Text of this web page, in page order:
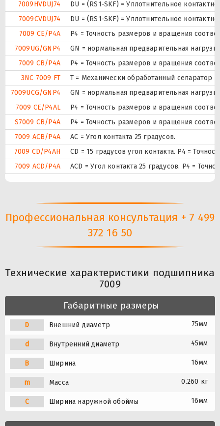
7009HVDUJ74
DU = (RS1-SKF) = Уплотнительное
7009CVDUJ74
DU = (RS1-SKF) = Уплотнительное
7009 CE/P4A
P4 = Точность размеров и вращения
7009UG/GNP4
GN = нормальная предварительная
7009 CB/P4A
P4 = Точность размеров и вращения
3NC 7009 FT
T = Механически обработанный сепаратор
7009UCG/GNP4
GN = нормальная предварительная
7009 CE/P4AL
P4 = Точность размеров и вращения
S7009 CB/P4A
P4 = Точность размеров и вращения
7009 ACB/P4A
AC = Угол контакта 25 градусов.
7009 CD/P4AH
CD = 15 градусов угол контакта. P4 =
7009 ACD/P4A
ACD = Угол контакта 25 градусов. P4 =
Профессиональная консультация + 7 499
372 16 50
Технические характеристики подшипника
7009
Габаритные размеры
D Внешний диаметр 75мм
d Внутренний диаметр 45мм
B Ширина 16мм
m Масса 0.260 кг
C Ширина наружной обоймы 16мм